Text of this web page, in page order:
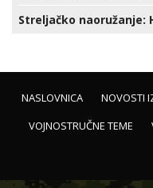
Streljačko naoružanje:
NASLOVNICA NOVOSTI
VOJNOSTRUČNE TEME